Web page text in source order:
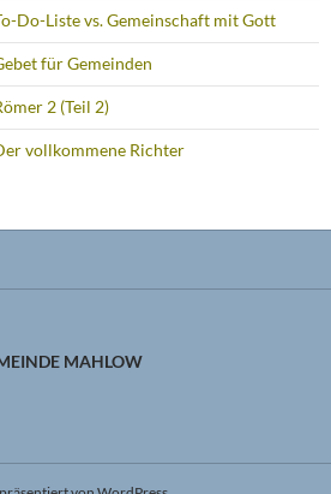
Do-Liste vs. Gemeinschaft mit Gott
für Gemeinden
2 (Teil 2)
vollkommene Richter
MAHLOW